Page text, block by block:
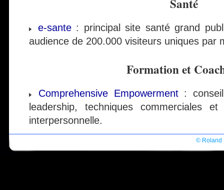
e-sante: principal site santé grand
audience de 200.000 visiteurs uniques par
Formation et
Comprehensive Empowerment:
leadership, techniques commerciales
interpersonnelle.
© Roland